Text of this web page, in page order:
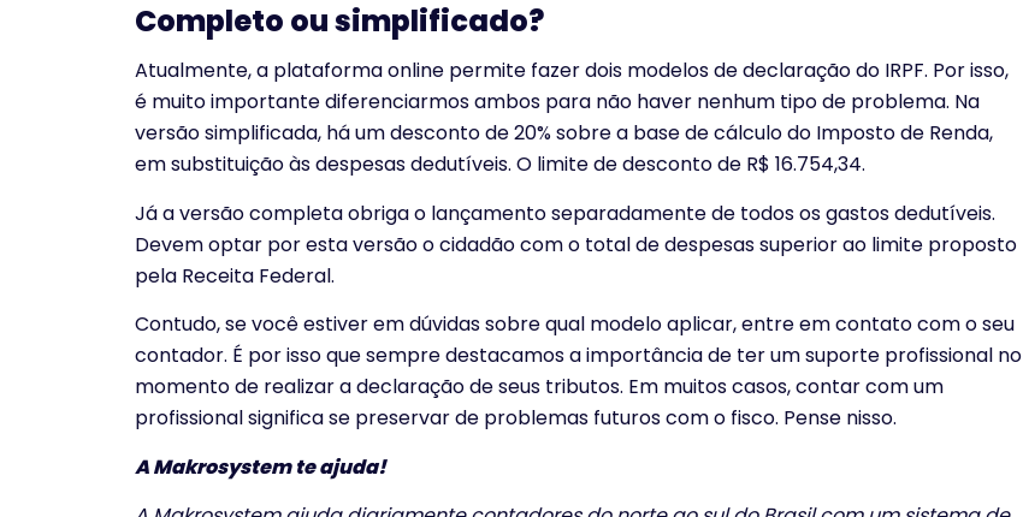
Completo ou simplificado?
Atualmente, a plataforma online permite fazer dois modelos de declaração do IRPF. Por isso,
é muito importante diferenciarmos ambos para não haver nenhum tipo de problema. Na
versão simplificada, há um desconto de 20% sobre a base de cálculo do Imposto de Renda,
em substituição às despesas dedutíveis. O limite de desconto de R$ 16.754,34.
Já a versão completa obriga o lançamento separadamente de todos os gastos dedutíveis.
Devem optar por esta versão o cidadão com o total de despesas superior ao limite proposto
pela Receita Federal.
Contudo, se você estiver em dúvidas sobre qual modelo aplicar, entre em contato com o seu
contador. É por isso que sempre destacamos a importância de ter um suporte profissional no
momento de realizar a declaração de seus tributos. Em muitos casos, contar com um
profissional significa se preservar de problemas futuros com o fisco. Pense nisso.
A Makrosystem te ajuda!